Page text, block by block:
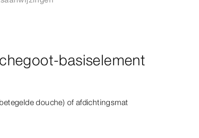
basiselement
douche) of afdichtingsmat